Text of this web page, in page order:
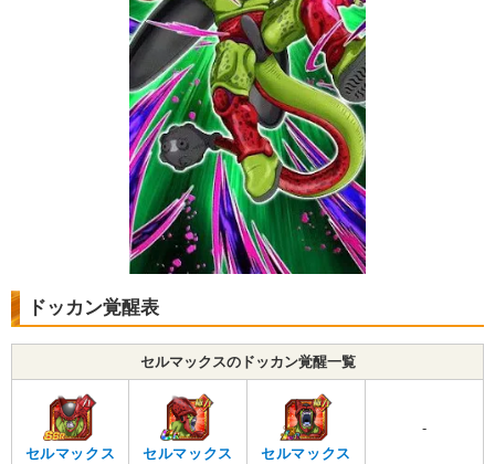
ドッカン覚醒表
セルマックスのドッカン覚醒一覧
セルマックス セルマックス セルマックス
-